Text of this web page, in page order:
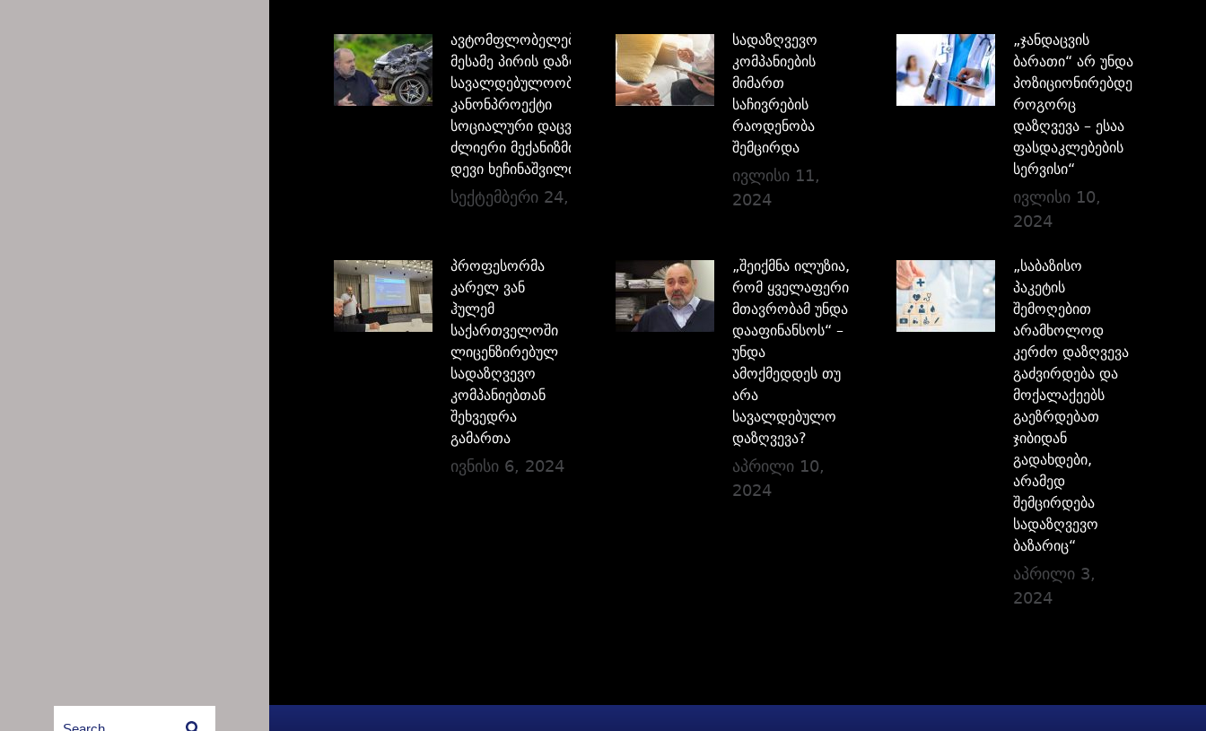
ავტომფლობელებისათვის
მესამე პირის დაზღვევის
სავალდებულოობის
კანონპროექტი
სოციალური დაცვის
ძლიერი მექანიზმია –
დევი ხეჩინაშვილი
სექტემბერი 24, 2024
სადაზღვევო
კომპანიების
მიმართ
საჩივრების
რაოდენობა
შემცირდა
ივლისი 11,
2024
„ჯანდაცვის
ბარათი“ არ უნდა
პოზიციონირებდეს,
როგორც
დაზღვევა – ესაა
ფასდაკლებების
სერვისი“
ივლისი 10,
2024
პროფესორმა
კარელ ვან
ჰულემ
საქართველოში
ლიცენზირებულ
სადაზღვევო
კომპანიებთან
შეხვედრა
გამართა
ივნისი 6, 2024
„შეიქმნა ილუზია,
რომ ყველაფერი
მთავრობამ უნდა
დააფინანსოს“ –
უნდა
ამოქმედდეს თუ
არა
სავალდებულო
დაზღვევა?
აპრილი 10,
2024
„საბაზისო
პაკეტის
შემოღებით
არამხოლოდ
კერძო დაზღვევა
გაძვირდება და
მოქალაქეებს
გაეზრდებათ
ჯიბიდან
გადახდები,
არამედ
შემცირდება
სადაზღვევო
ბაზარიც“
აპრილი 3,
2024